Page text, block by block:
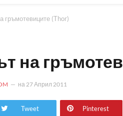
гръмотевиците (Thor)
на
на 27 Април 2011
Tweet Pinterest